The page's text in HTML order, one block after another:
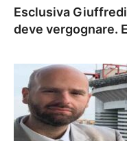
Esclusiva
deve vergognare.